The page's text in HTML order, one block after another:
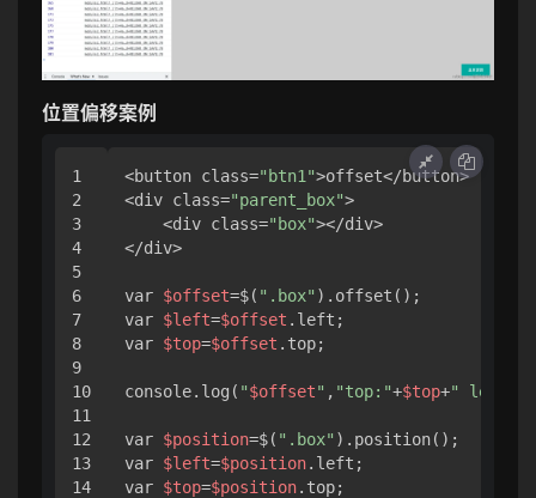
位置偏移案例
1
2
3
4
5
6
7
8
9
10
11
12
13
14
<button class="btn1">offset</button>
<div class="parent_box">
    <div class=
"box"></div>
</div>
var $offset=$( ".box" ).offset();
var $left=$offset .left;
var $top=$offset .top;
console.log( "$offset" , "top:"+$top+" left:"
var $position=$( ".box" ).position();
var $left=$position.left;
var $top=$position.top;